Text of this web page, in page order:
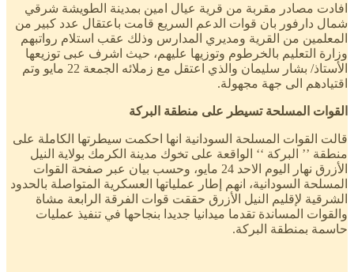
افادت مصادر مقربة من قرية عيال امين بمدينة الطويشة شرقي
شمال دارفور بان قوات الدعم السريع قامت باعتقال عدد كبير من
المعلمين من القرية ومديري المدارس وذلك عقب استلام رواتبهم
وزارة التعليم بالخرطوم وتوزيها عليهم، حيث اشرف عبى توزيعها
الأستاذ/ بشار سليمان والذي اعتقل مع زملائه الجمعة 22 مايو وتم
اقتيادهم الى جهة مجهولة.
القوات المسلحة تسيطر على منطقة البركة
قالت القوات المسلحة السودانية انها احكمت سيطرتها الكاملة على
منطقة ’’ البركة ‘‘ الواقعة على تخوك مدينة الكرمك بولاية النيل
الأزرق نهار اليوم الاحد 24 مايو، وحسب بيان عبر صفحة القوات
المسلحة السودانية، انهم إطار عملياتها العسكرية المتواصلة بالحدود
الشرقية لإقليم النيل الأزرق حققت قوات الفرقة الرابعة مشاة
والقوات المساندة تقدما ميدانيا جديدا بنجاحها في تنفيذ عمليات
حاسمة بمنطقة البركة.